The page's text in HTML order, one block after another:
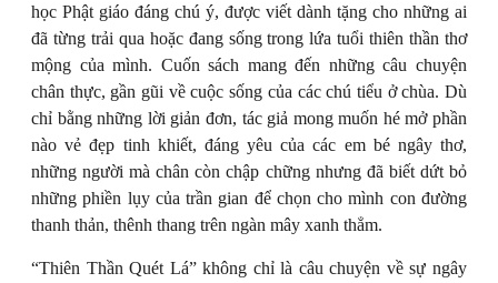
học Phật giáo đáng chú ý, được viết dành tặng cho những ai
đã từng trải qua hoặc đang sống trong lứa tuổi thiên thần thơ
mộng của mình. Cuốn sách mang đến những câu chuyện
chân thực, gần gũi về cuộc sống của các chú tiểu ở chùa. Dù
chỉ bằng những lời giản đơn, tác giả mong muốn hé mở phần
nào vẻ đẹp tinh khiết, đáng yêu của các em bé ngây thơ,
những người mà chân còn chập chững nhưng đã biết dứt bỏ
những phiền lụy của trần gian để chọn cho mình con đường
thanh thản, thênh thang trên ngàn mây xanh thẳm.
“Thiên Thần Quét Lá” không chỉ là câu chuyện về sự ngây